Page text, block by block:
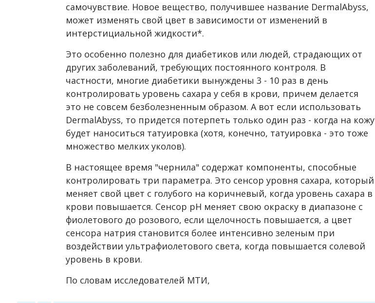
самочувствие. Новое вещество, получившее название DermalAbyss,
может изменять свой цвет в зависимости от изменений в
интерстициальной жидкости*.
Это особенно полезно для диабетиков или людей, страдающих от
других заболеваний, требующих постоянного контроля. В
частности, многие диабетики вынуждены 3 - 10 раз в день
контролировать уровень сахара у себя в крови, причем делается
это не совсем безболезненным образом. А вот если использовать
DermalAbyss, то придется потерпеть только один раз - когда на кожу
будет наноситься татуировка (хотя, конечно, татуировка - это тоже
множество мелких уколов).
В настоящее время "чернила" содержат компоненты, способные
контролировать три параметра. Это сенсор уровня сахара, который
меняет свой цвет с голубого на коричневый, когда уровень сахара в
крови повышается. Сенсор pH меняет свою окраску в диапазоне с
фиолетового до розового, если щелочность повышается, а цвет
сенсора натрия становится более интенсивно зеленым при
воздействии ультрафиолетового света, когда повышается солевой
уровень в крови.
По словам исследователей МТИ,